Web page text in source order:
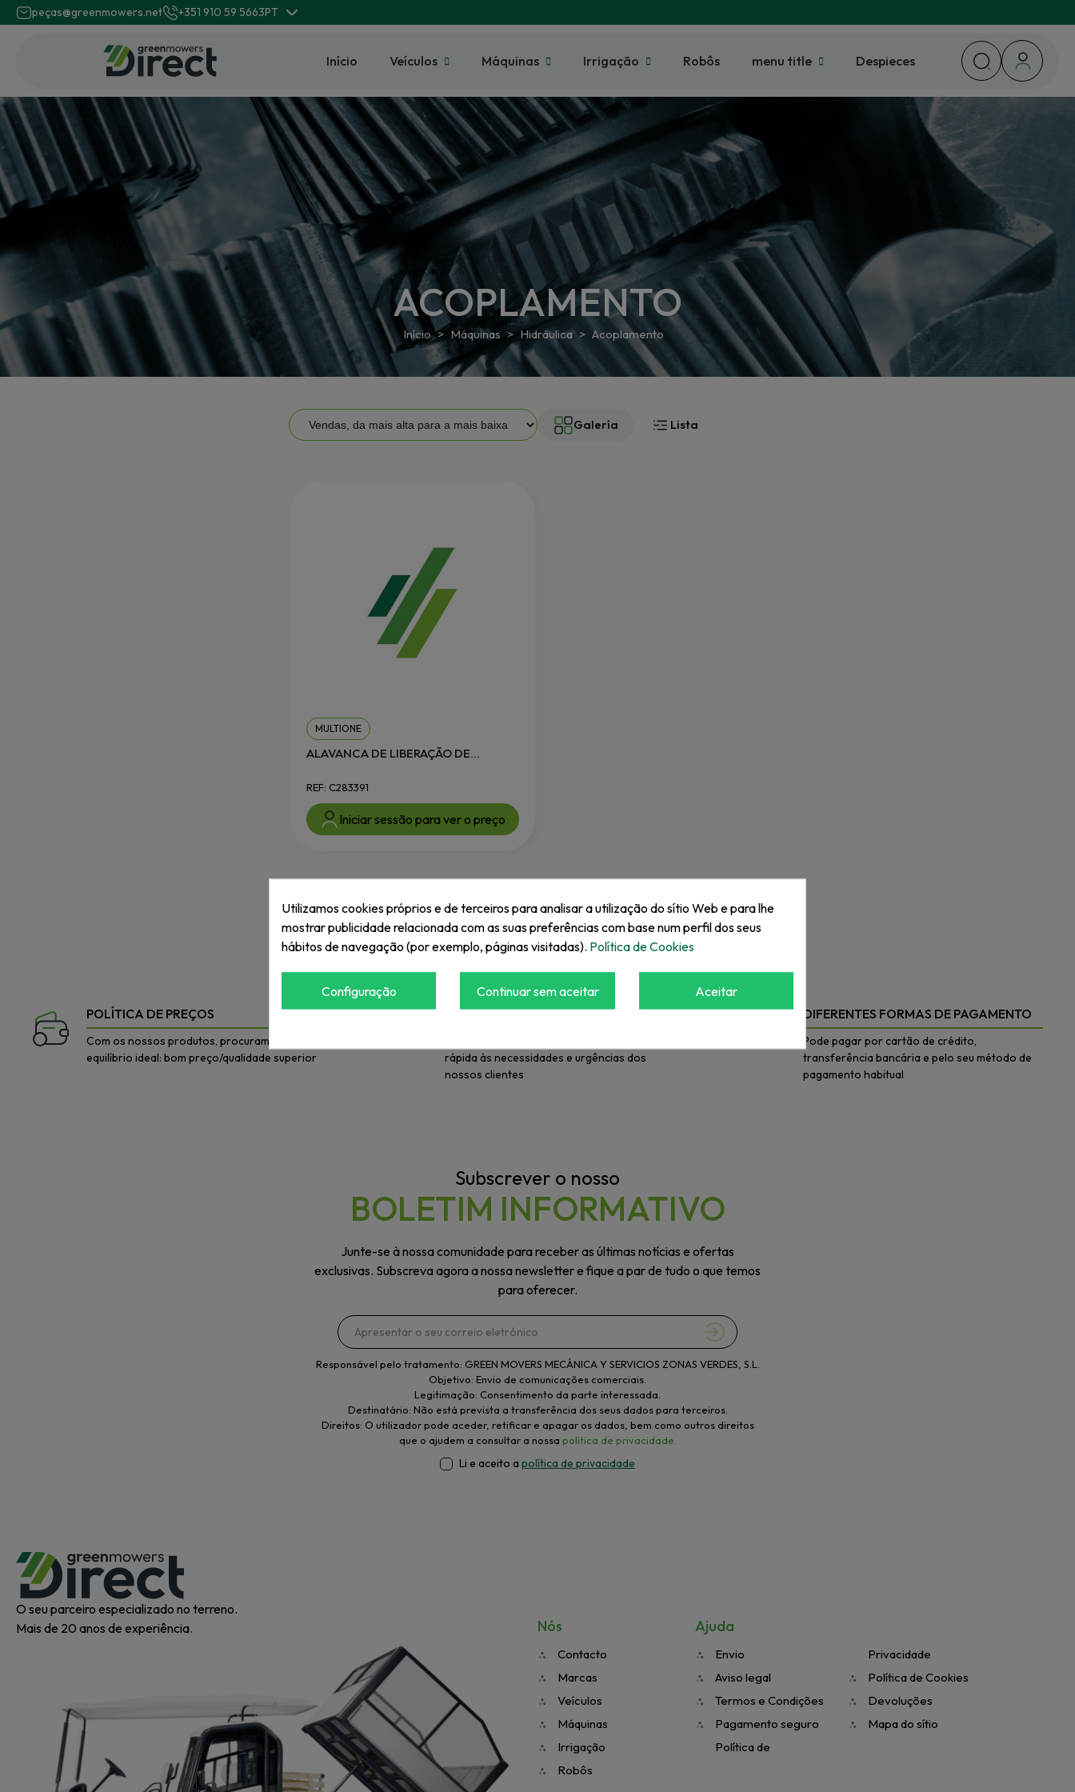
peças@greenmowers.net +351 910 59 5663PT
Início Veículos Máquinas Irrigação Robôs menu title Despieces
ACOPLAMENTO
Início Máquinas Hidráulica Acoplamento
Galería Lista
MULTIONE
ALAVANCA DE LIBERAÇÃO DE...
REF: C283391
Iniciar sessão para ver o preço
POLÍTICA DE PREÇOS
Com os nossos produtos, procuramos o
equilíbrio ideal: bom preço/qualidade superior
AGILIDADE
rápida às necessidades e urgências dos
nossos clientes
DIFERENTES FORMAS DE PAGAMENTO
Pode pagar por cartão de crédito,
transferência bancária e pelo seu método de
pagamento habitual
Subscrever o nosso
BOLETIM INFORMATIVO
Junte-se à nossa comunidade para receber as últimas notícias e ofertas
exclusivas. Subscreva agora a nossa newsletter e fique a par de tudo o que temos
para oferecer.
Responsável pelo tratamento: GREEN MOVERS MECÁNICA Y SERVICIOS ZONAS VERDES, S.L.
Objetivo: Envio de comunicações comerciais.
Legitimação: Consentimento da parte interessada.
Destinatário: Não está prevista a transferência dos seus dados para terceiros.
Direitos: O utilizador pode aceder, retificar e apagar os dados, bem como outros direitos
que o ajudem a consultar a nossa política de privacidade.
Li e aceito a política de privacidade
O seu parceiro especializado no terreno.
Mais de 20 anos de experiência.
Nós
Contacto
Marcas
Veículos
Máquinas
Irrigação
Robôs
Ajuda
Envio
Aviso legal
Termos e Condições
Pagamento seguro
Política de
Privacidade
Política de Cookies
Devoluções
Mapa do sítio
Utilizamos cookies próprios e de terceiros para analisar a utilização do sítio Web e para lhe
mostrar publicidade relacionada com as suas preferências com base num perfil dos seus
hábitos de navegação (por exemplo, páginas visitadas). Política de Cookies
Aceitar
Continuar sem aceitar
Configuração